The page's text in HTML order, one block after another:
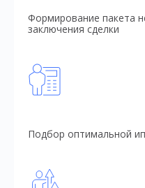
Формирование пакета
заключения сделки
Подбор оптимальной